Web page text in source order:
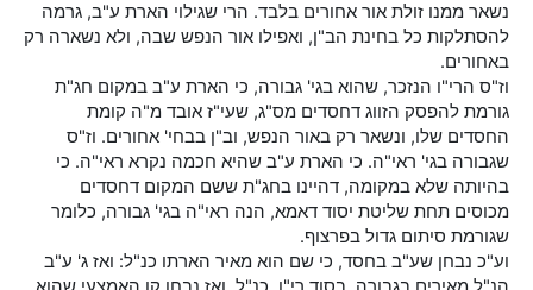
נשאר ממנו זולת אור אחורים בלבד. הרי שגילוי הארת ע"ב, גרמה
להסתלקות כל בחינת הב"ן, ואפילו אור הנפש שבה, ולא נשארה רק
באחורים.
וז"ס הרי"ו הנזכר, שהוא בגי' גבורה, כי הארת ע"ב במקום חג"ת
גורמת להפסק הזווג דחסדים מס"ג, שעי"ז אובד מ"ה קומת
החסדים שלו, ונשאר רק באור הנפש, וב"ן בבחי' אחורים. וז"ס
שגבורה בגי' ראי"ה. כי הארת ע"ב שהיא חכמה נקרא ראי"ה. כי
בהיותה שלא במקומה, דהיינו בחג"ת ששם המקום דחסדים
מכוסים תחת שליטת יסוד דאמא, הנה ראי"ה בגי' גבורה, כלומר
שגורמת סיתום גדול בפרצוף.
וע"כ נבחן שע"ב בחסד, כי שם הוא מאיר הארתו כנ"ל: ואז ג' ע"ב